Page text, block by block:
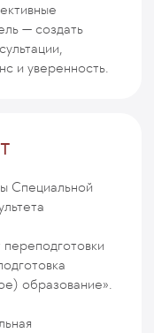
— создать
и уверенность.
Специальной
образование».